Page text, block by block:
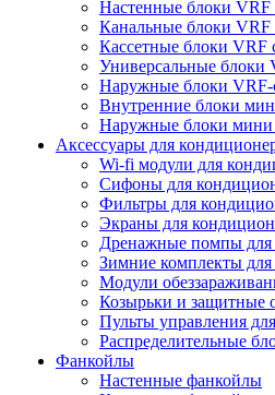
Настенные блоки VRF
Канальные блоки VRF
Кассетные блоки VRF
Универсальные блоки
Наружные блоки VRF-
Внутренние блоки
Наружные блоки мини
Аксессуары для
Wi-fi модули для
Сифоны для
Фильтры для
Экраны для
Дренажные помпы для
Зимние комплекты
Модули
Козырьки и защитные
Пульты управления
Распределительные
Фанкойлы
Настенные фанкойлы